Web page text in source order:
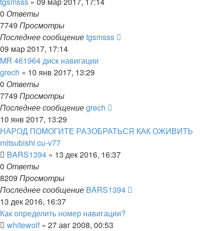
0 Ответы
7749 Просмотры
Последнее сообщениеtgsmsss
09 мар 2017, 17:14
MR 461964 диск навигации
grech » 10 янв 2017, 13:29
0 Ответы
7749 Просмотры
Последнее сообщениеgrech
10 янв 2017, 13:29
НАРОД ПОМОГИТЕ РАЗОБРАТЬСЯ КАК ОЖИВИТЬ
mitsubishi cu-v77
BARS1394 » 13 дек 2016, 16:37
0 Ответы
8209 Просмотры
Последнее сообщение BARS1394
13 дек 2016, 16:37
Как определить номер навигации?
whitewolf » 27 авг 2008, 00:53